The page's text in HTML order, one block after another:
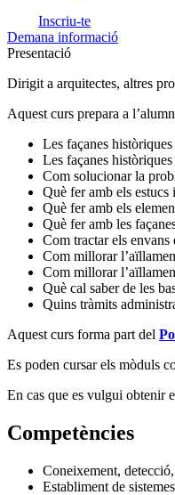
Inscriu-te
Demana informació
Presentació
Dirigit a arquitectes, altres
Aquest curs prepara a
Les façanes
Les façanes
Com solucionar la
Què fer amb els estucs
Què fer amb els
Què fer amb les
Com tractar els envans
Com millorar
Com millorar
Què cal saber de les
Quins tràmits
Aquest curs forma part del
Es poden cursar els mòduls
En cas que es vulgui obtenir
Competències
Coneixement,
Establiment de